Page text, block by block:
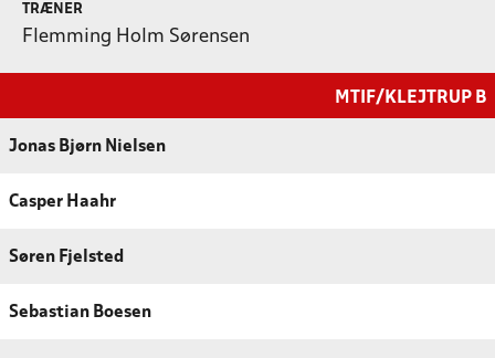
TRÆNER
Flemming Holm Sørensen
MTIF/KLEJTRUP B
Jonas Bjørn Nielsen
Casper Haahr
Søren Fjelsted
Sebastian Boesen